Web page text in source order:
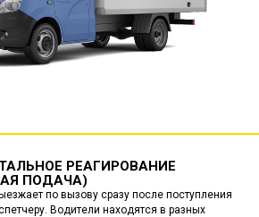
РЕАГИРОВАНИЕ
ПОДАЧА)
по вызову сразу после поступления
Водители находятся в разных